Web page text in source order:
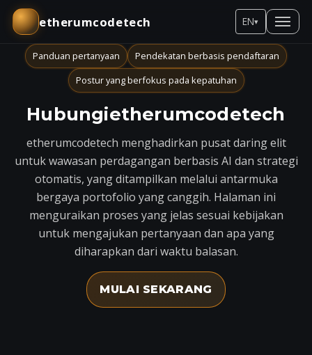
etherumcodetech EN▾
Panduan pertanyaan
Pendekatan berbasis pendaftaran
Postur yang berfokus pada kepatuhan
Hubungietherumcodetech
etherumcodetech menghadirkan pusat daring elit
untuk wawasan perdagangan berbasis AI dan strategi
otomatis, yang ditampilkan melalui antarmuka
bergaya portofolio yang canggih. Halaman ini
menguraikan proses yang jelas sesuai kebijakan
untuk mengajukan pertanyaan dan apa yang
diharapkan dari waktu balasan.
MULAI SEKARANG